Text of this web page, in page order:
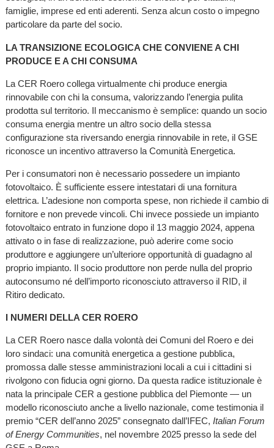
famiglie, imprese ed enti aderenti. Senza alcun costo o impegno
particolare da parte del socio.
LA TRANSIZIONE ECOLOGICA CHE CONVIENE A CHI
PRODUCE E A CHI CONSUMA
La CER Roero collega virtualmente chi produce energia
rinnovabile con chi la consuma, valorizzando l’energia pulita
prodotta sul territorio. Il meccanismo è semplice: quando un socio
consuma energia mentre un altro socio della stessa
configurazione sta riversando energia rinnovabile in rete, il GSE
riconosce un incentivo attraverso la Comunità Energetica.
Per i consumatori non è necessario possedere un impianto
fotovoltaico. È sufficiente essere intestatari di una fornitura
elettrica. L’adesione non comporta spese, non richiede il cambio di
fornitore e non prevede vincoli. Chi invece possiede un impianto
fotovoltaico entrato in funzione dopo il 13 maggio 2024, appena
attivato o in fase di realizzazione, può aderire come socio
produttore e aggiungere un’ulteriore opportunità di guadagno al
proprio impianto. Il socio produttore non perde nulla del proprio
autoconsumo né dell’importo riconosciuto attraverso il RID, il
Ritiro dedicato.
I NUMERI DELLA CER ROERO
La CER Roero nasce dalla volontà dei Comuni del Roero e dei
loro sindaci: una comunità energetica a gestione pubblica,
promossa dalle stesse amministrazioni locali a cui i cittadini si
rivolgono con fiducia ogni giorno. Da questa radice istituzionale è
nata la principale CER a gestione pubblica del Piemonte — un
modello riconosciuto anche a livello nazionale, come testimonia il
premio “CER dell’anno 2025” consegnato dall’IFEC, Italian Forum
of Energy Communities, nel novembre 2025 presso la sede del